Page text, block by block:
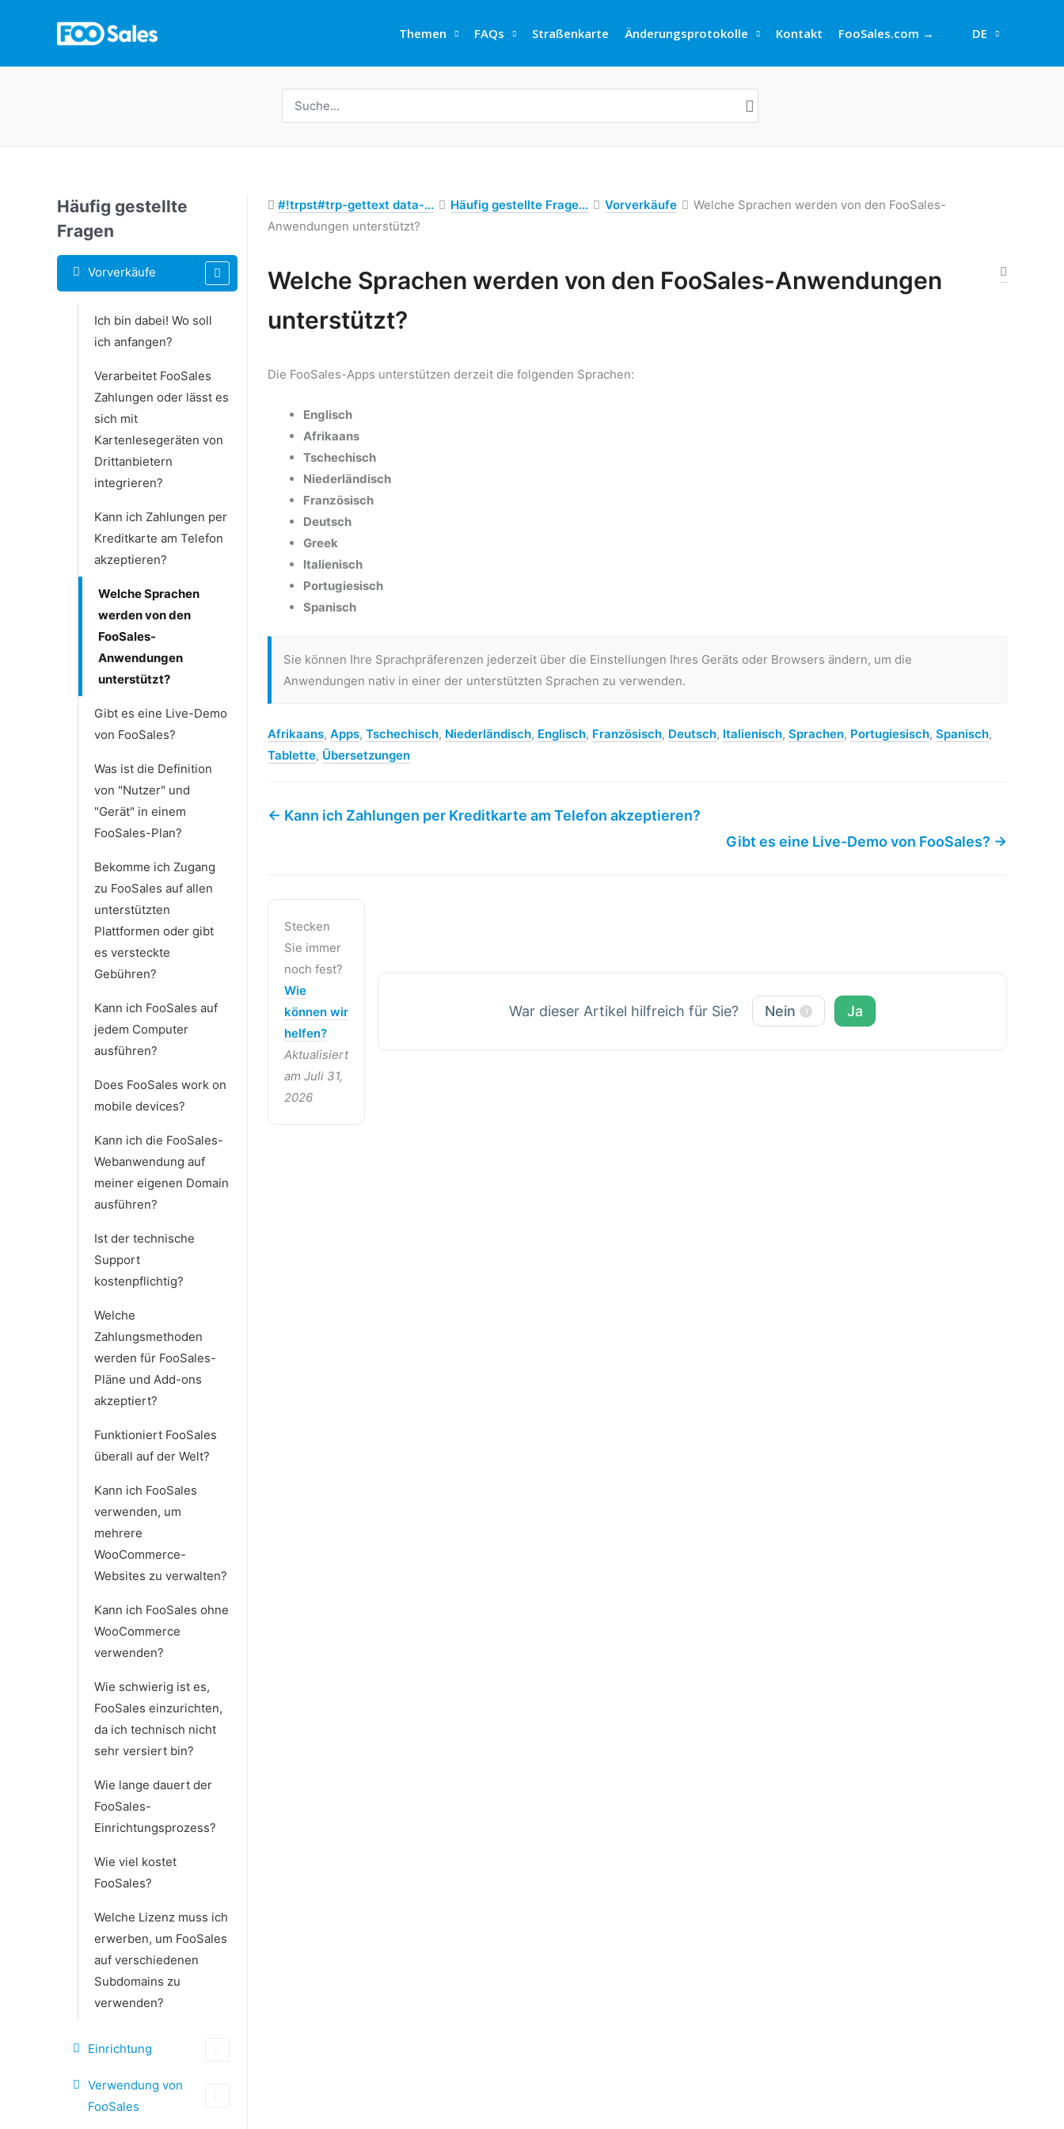
Themen FAQs Straßenkarte Änderungsprotokolle Kontakt FooSales.com → DE
nach:
Häufig gestellte
Fragen
Vorverkäufe
Ich bin dabei! Wo soll
ich anfangen?
Verarbeitet FooSales
Zahlungen oder lässt es
sich mit
Kartenlesegeräten von
Drittanbietern
integrieren?
Kann ich Zahlungen per
Kreditkarte am Telefon
akzeptieren?
Welche Sprachen
werden von den
FooSales-
Anwendungen
unterstützt?
Gibt es eine Live-Demo
von FooSales?
Was ist die Definition
von "Nutzer" und
"Gerät" in einem
FooSales-Plan?
Bekomme ich Zugang
zu FooSales auf allen
unterstützten
Plattformen oder gibt
es versteckte
Gebühren?
Kann ich FooSales auf
jedem Computer
ausführen?
Does FooSales work on
mobile devices?
Kann ich die FooSales-
Webanwendung auf
meiner eigenen Domain
ausführen?
Ist der technische
Support
kostenpflichtig?
Welche
Zahlungsmethoden
werden für FooSales-
Pläne und Add-ons
akzeptiert?
Funktioniert FooSales
überall auf der Welt?
Kann ich FooSales
verwenden, um
mehrere
WooCommerce-
Websites zu verwalten?
Kann ich FooSales ohne
WooCommerce
verwenden?
Wie schwierig ist es,
FooSales einzurichten,
da ich technisch nicht
sehr versiert bin?
Wie lange dauert der
FooSales-
Einrichtungsprozess?
Wie viel kostet
FooSales?
Welche Lizenz muss ich
erwerben, um FooSales
auf verschiedenen
Subdomains zu
verwenden?
Einrichtung
Verwendung von
FooSales
#!trpst#trp-gettext data-... Häufig gestellte Frage... Vorverkäufe
Welche Sprachen werden von den FooSales-
Anwendungen unterstützt?
Welche Sprachen werden von den FooSales-Anwendungen
unterstützt?
Die FooSales-Apps unterstützen derzeit die folgenden Sprachen:
Englisch
Afrikaans
Tschechisch
Niederländisch
Französisch
Deutsch
Greek
Italienisch
Portugiesisch
Spanisch
Sie können Ihre Sprachpräferenzen jederzeit über die Einstellungen Ihres Geräts oder Browsers ändern, um die
Anwendungen nativ in einer der unterstützten Sprachen zu verwenden.
Schlagwörter
Afrikaans, Apps, Tschechisch, Niederländisch, Englisch, Französisch, Deutsch, Italienisch, Sprachen, Portugiesisch, Spanisch,
Tablette, Übersetzungen
Navigation
← Kann ich Zahlungen per Kreditkarte am Telefon akzeptieren?
Gibt es eine Live-Demo von FooSales? →
Stecken
Sie immer
noch fest?
Wie
können wir
helfen?
Aktualisiert
am Juli 31,
2026
War dieser Artikel hilfreich für Sie? Nein 1 Ja